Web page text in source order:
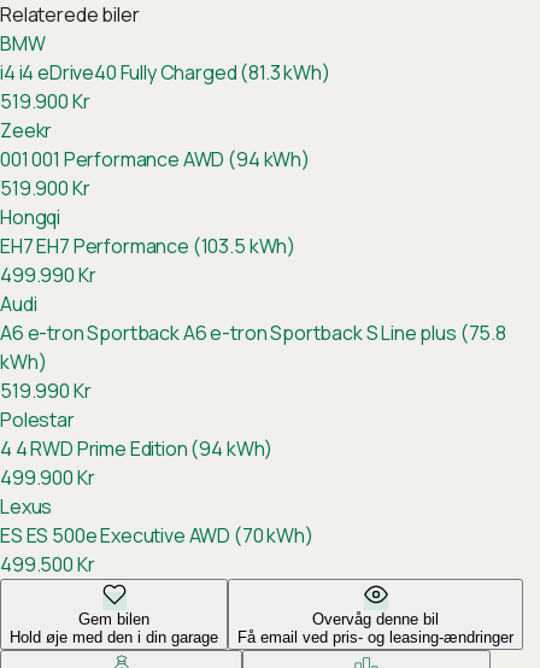
Relaterede biler
BMW
i4i4 eDrive40 Fully Charged (81.3 kWh)
519.900Kr
Zeekr
001001 Performance AWD (94 kWh)
519.900Kr
Hongqi
EH7EH7 Performance (103.5 kWh)
499.990Kr
Audi
A6 e-tron SportbackA6 e-tron Sportback S Line plus (75.8
kWh)
519.990Kr
Polestar
4 4 RWD Prime Edition (94 kWh)
499.900Kr
Lexus
ESES 500e Executive AWD (70 kWh)
499.500Kr
Gem bilen
Hold øje med den i din garage
Overvåg denne bil
Få email ved pris- og leasing-ændringer